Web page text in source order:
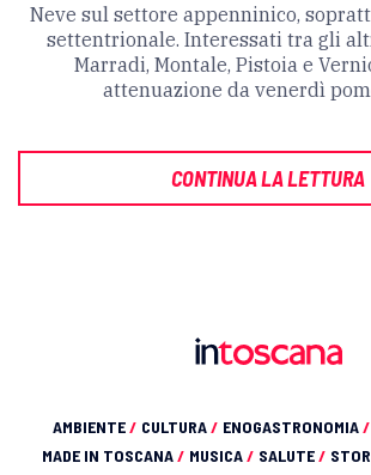
Neve sul settore appenninico,
settentrionale. Interessati tra gli
Marradi, Montale, Pistoia e
attenuazione da venerdì
CONTINUA LA LETTURA
AMBIENTE/ CULTURA/ ENOGASTRONOMIA/
MADE IN TOSCANA/ MUSICA/ SALUTE/